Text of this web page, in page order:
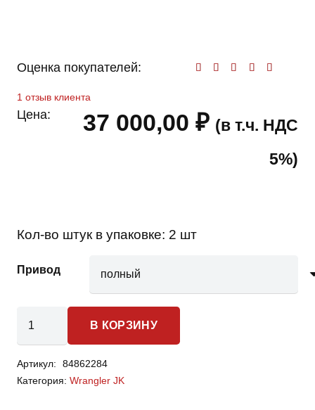
Оценка покупателей:
1 отзыв клиента
Цена: 37 000,00 ₽ (в т.ч. НДС
5%)
Кол-во штук в упаковке: 2 шт
Привод
товара
Wrangler
JK
В КОРЗИНУ
Артикул:
84862284
Категория: Wrangler JK